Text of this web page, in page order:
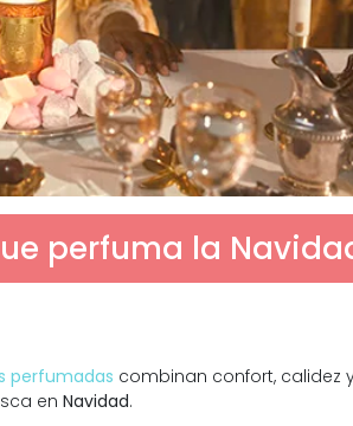
perfuma la
perfumadas combinan confort, calidez
en Navidad.